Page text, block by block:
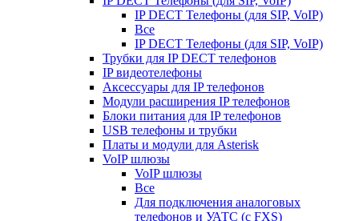
IP DECT Телефоны (для SIP, VoIP)
Все
IP DECT Телефоны (для SIP, VoIP)
Трубки для IP DECT телефонов
IP видеотелефоны
Аксессуары для IP телефонов
Модули расширения IP телефонов
Блоки питания для IP телефонов
USB телефоны и трубки
Платы и модули для Asterisk
VoIP шлюзы
VoIP шлюзы
Все
Для подключения аналоговых
телефонов и УАТС (с FXS)